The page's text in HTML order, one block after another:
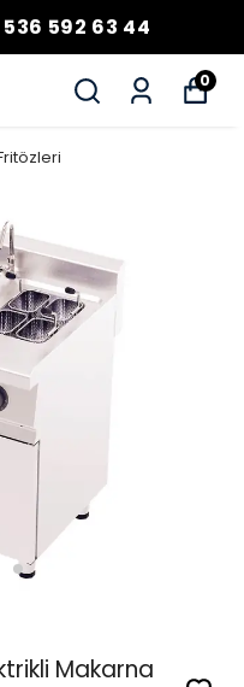
536 592 63 44
0
Makarna